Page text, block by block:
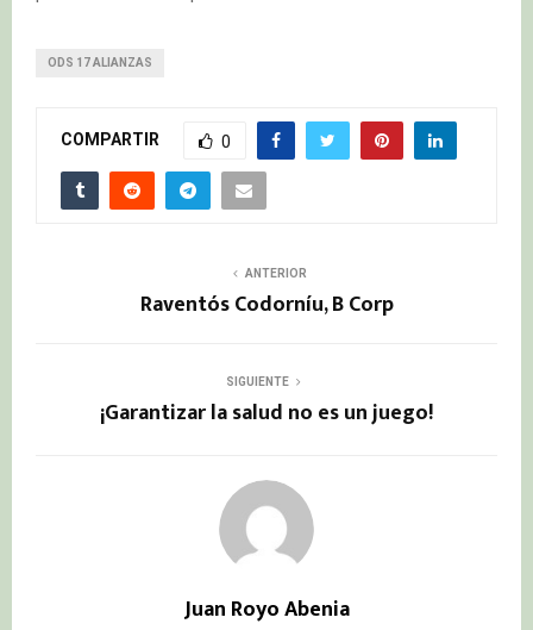
ODS 17 ALIANZAS
COMPARTIR 0
ANTERIOR
Raventós Codorníu, B Corp
SIGUIENTE
¡Garantizar la salud no es un juego!
Juan Royo Abenia